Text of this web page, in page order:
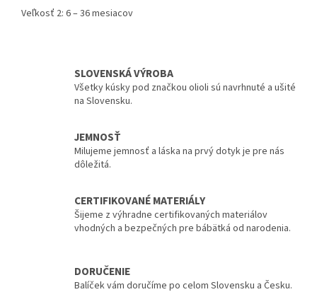
Veľkosť 2: 6 – 36 mesiacov
SLOVENSKÁ VÝROBA
Všetky kúsky pod značkou olioli sú navrhnuté a ušité
na Slovensku.
JEMNOSŤ
Milujeme jemnosť a láska na prvý dotyk je pre nás
dôležitá.
CERTIFIKOVANÉ MATERIÁLY
Šijeme z výhradne certifikovaných materiálov
vhodných a bezpečných pre bábätká od narodenia.
DORUČENIE
Balíček vám doručíme po celom Slovensku a Česku.